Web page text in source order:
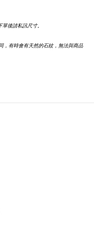
後請私訊尺寸。
，有時會有天然的石紋，無法與商品